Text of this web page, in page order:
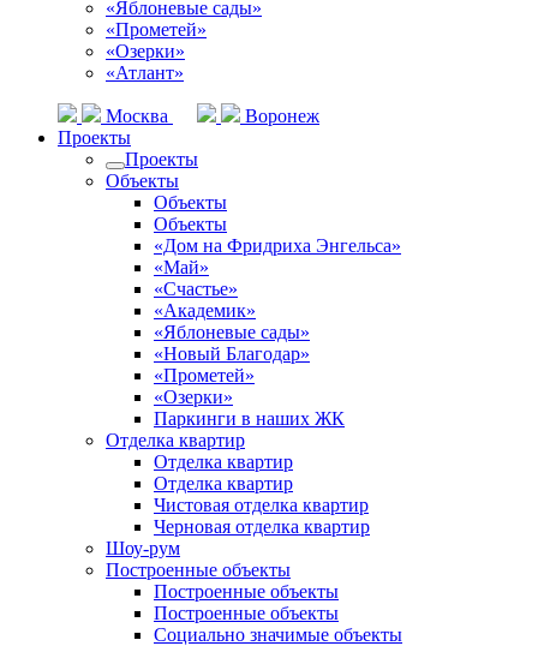
«Яблоневые сады»
«Прометей»
«Озерки»
«Атлант»
Москва
Воронеж
Проекты
Проекты
Объекты
Объекты
Объекты
«Дом на Фридриха Энгельса»
«Май»
«Счастье»
«Академик»
«Яблоневые сады»
«Новый Благодар»
«Прометей»
«Озерки»
Паркинги в наших ЖК
Отделка квартир
Отделка квартир
Отделка квартир
Чистовая отделка квартир
Черновая отделка квартир
Шоу-рум
Построенные объекты
Построенные объекты
Построенные объекты
Социально значимые объекты